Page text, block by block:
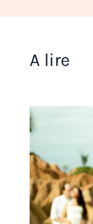
A lire